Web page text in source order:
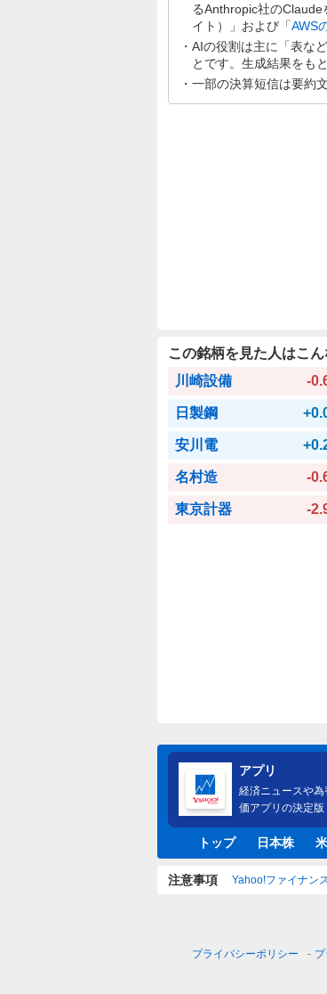
るAnthropic社のClaude
イト）」および「AWS
AIの役割は主に「表な
とです。生成結果をも
一部の決算短信は要約
この銘柄を見た人はこ
川崎設備
-
日製鋼
安川電
名村造 -
東京計器 -
アプリ
経済ニュースや為
価アプリの決定版
トップ 日本株
注意事項 Yahoo!ファイナン
プライバシーポリシー